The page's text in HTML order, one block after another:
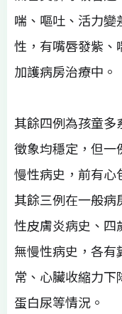
喘、嘔吐、活力變
性，有嘴唇發紫、
加護病房治療中。
其餘四例為孩童多
徵象均穩定，但一
慢性病史，前有心
其餘三例在一般
性皮膚炎病史、四
無慢性病史，各
常、心臟收縮力
蛋白尿等情況。